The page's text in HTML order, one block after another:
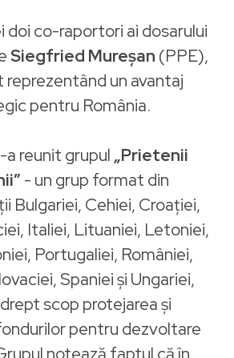
doi co-raportori ai dosarului
Siegfried Mureșan (PPE),
un avantaj
pentru România.
a reunit grupul „Prietenii
- un grup format din
Bulgariei, Cehiei, Croației,
Italiei, Lituaniei, Letoniei,
Portugaliei, României,
Spaniei și Ungariei,
scop protejarea și
pentru dezvoltare
notează faptul că în